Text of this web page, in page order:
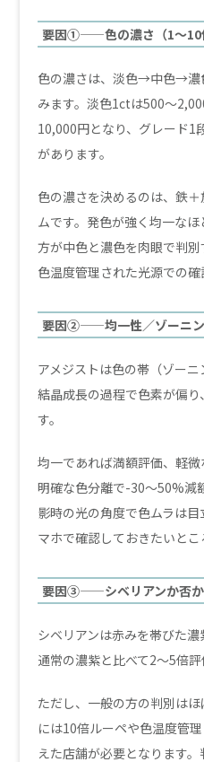
要因①——色の濃さ（1〜10
色の濃さは、淡色→中色→濃
みます。淡色1ctは500〜
10,000円となり、グレード1
があります。
色の濃さを決めるのは、鉄
ムです。発色が強く均一な
方が中色と濃色を肉眼で判
色温度管理された光源での確
要因②——均一性／ゾーニン
アメジストは色の帯（ゾーニ
結晶成長の過程で色素が偏
す。
均一であれば満額評価、軽
明確な色分離で-30〜50%減
影時の光の角度で色ムラは
マホで確認しておきたいとこ
要因③——シベリアンか否か
シベリアンは赤みを帯びた濃
通常の濃紫と比べて2〜5倍評
ただし、一般の方の判別は
には10倍ルーペや色温度管
えた店舗が必要となります